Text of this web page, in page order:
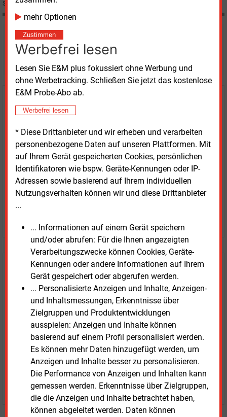
mehr Optionen
Zustimmen
Werbefrei lesen
Lesen Sie E&M plus fokussiert ohne Werbung und
ohne Werbetracking. Schließen Sie jetzt das kostenlose
E&M Probe-Abo ab.
Werbefrei lesen
* Diese Drittanbieter und wir erheben und verarbeiten
personenbezogene Daten auf unseren Plattformen. Mit
auf Ihrem Gerät gespeicherten Cookies, persönlichen
Identifikatoren wie bspw. Geräte-Kennungen oder IP-
Adressen sowie basierend auf Ihrem individuellen
Nutzungsverhalten können wir und diese Drittanbieter
...
... Informationen auf einem Gerät speichern
und/oder abrufen: Für die Ihnen angezeigten
Verarbeitungszwecke können Cookies, Geräte-
Kennungen oder andere Informationen auf Ihrem
Gerät gespeichert oder abgerufen werden.
... Personalisierte Anzeigen und Inhalte, Anzeigen-
und Inhaltsmessungen, Erkenntnisse über
Zielgruppen und Produktentwicklungen
ausspielen: Anzeigen und Inhalte können
basierend auf einem Profil personalisiert werden.
Es können mehr Daten hinzugefügt werden, um
Anzeigen und Inhalte besser zu personalisieren.
Die Performance von Anzeigen und Inhalten kann
gemessen werden. Erkenntnisse über Zielgruppen,
die die Anzeigen und Inhalte betrachtet haben,
können abgeleitet werden. Daten können
Solarmodule.
Möchten Sie diese und
weitere Nachrichten lesen?
Kaufen Sie den Artikel
Testen SieE&M
kostenlos und
unverbindlich
Zwei Wochen kostenfreier Zugang
Zugang auf stündlich aktualisierte Nachrichten mit
Prognose- und Marktdaten
+ einmal täglich E&M daily
+ zwei Ausgaben der Zeitung E&M
ohne automatische Verlängerung
JETZT KOSTENLOS TESTEN